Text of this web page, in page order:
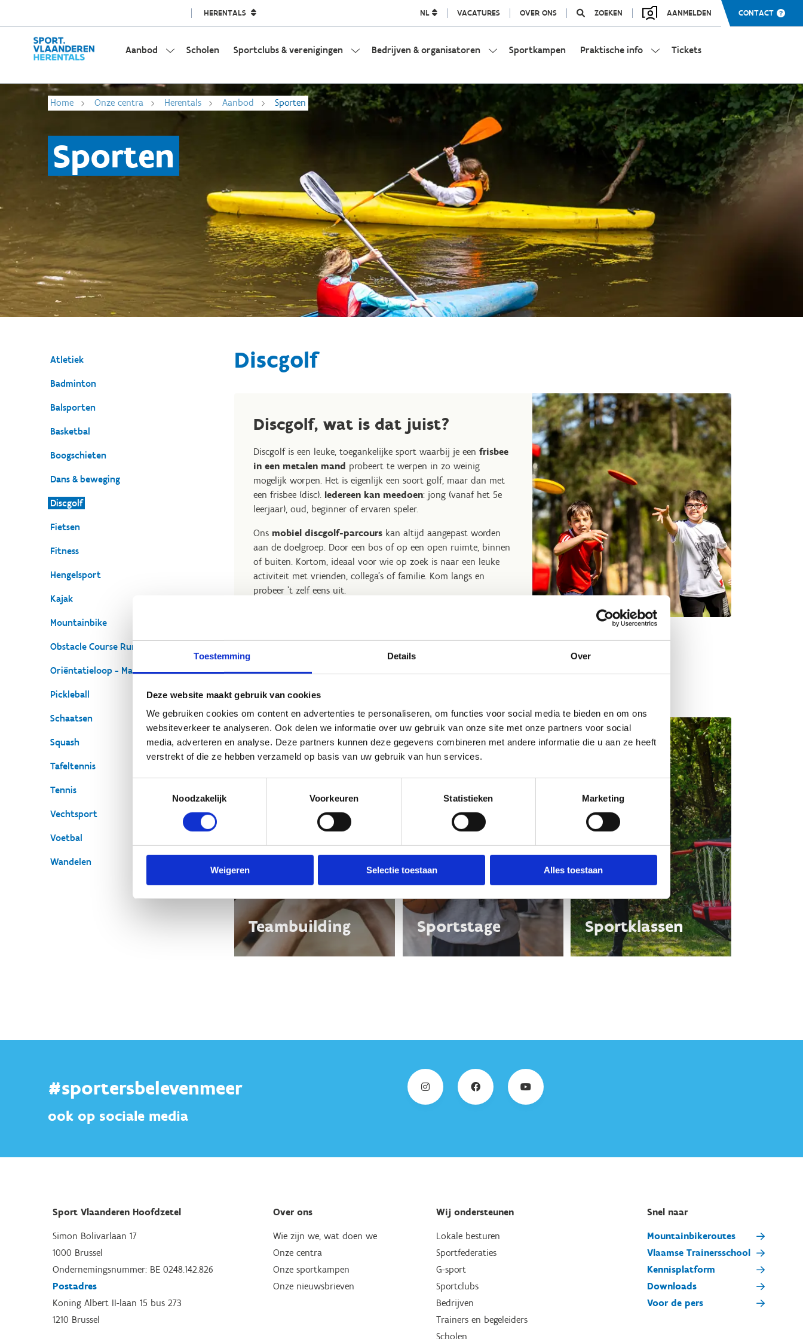
Toestemming Details Over
Deze website maakt gebruik van cookies
We gebruiken cookies om content en advertenties te personaliseren, om functies voor social media te bieden en om ons
websiteverkeer te analyseren. Ook delen we informatie over uw gebruik van onze site met onze partners voor social
media, adverteren en analyse. Deze partners kunnen deze gegevens combineren met andere informatie die u aan ze heeft
verstrekt of die ze hebben verzameld op basis van uw gebruik van hun services.
Noodzakelijk
Voorkeuren Statistieken Marketing
Weigeren Selectie toestaan Alles toestaan
HERENTALS NL VACATURES OVER ONS ZOEKEN AANMELDEN CONTACT
Aanbod Scholen Sportclubs & verenigingen Bedrijven & organisatoren Sportkampen Praktische info Tickets
Home Onze centra Herentals Aanbod Sporten
Sporten
Atletiek
Badminton
Balsporten
Basketbal
Boogschieten
Dans & beweging
Discgolf
Fietsen
Fitness
Hengelsport
Kajak
Mountainbike
Obstacle Course Running (OCR)
Oriëntatieloop - Mapico
Pickleball
Schaatsen
Squash
Tafeltennis
Tennis
Vechtsport
Voetbal
Wandelen
Discgolf
Discgolf, wat is dat juist?
Discgolf is een leuke, toegankelijke sport waarbij je een frisbee
in een metalen mand probeert te werpen in zo weinig
mogelijk worpen. Het is eigenlijk een soort golf, maar dan met
een frisbee (disc). Iedereen kan meedoen: jong (vanaf het 5e
leerjaar), oud, beginner of ervaren speler.
Ons mobiel discgolf-parcours kan altijd aangepast worden
aan de doelgroep. Door een bos of op een open ruimte, binnen
of buiten. Kortom, ideaal voor wie op zoek is naar een leuke
activiteit met vrienden, collega's of familie. Kom langs en
probeer 't zelf eens uit.
Discgolf verwerken in je ...
Teambuilding Sportstage Sportklassen
#sportersbelevenmeer
ook op sociale media
Sport Vlaanderen Hoofdzetel
Simon Bolivarlaan 17
1000 Brussel
Ondernemingsnummer: BE 0248.142.826
Postadres
Koning Albert II-laan 15 bus 273
1210 Brussel
Over ons
Wie zijn we, wat doen we
Onze centra
Onze sportkampen
Onze nieuwsbrieven
Wij ondersteunen
Lokale besturen
Sportfederaties
G-sport
Sportclubs
Bedrijven
Trainers en begeleiders
Scholen
Snel naar
Mountainbikeroutes
Vlaamse Trainersschool
Kennisplatform
Downloads
Voor de pers